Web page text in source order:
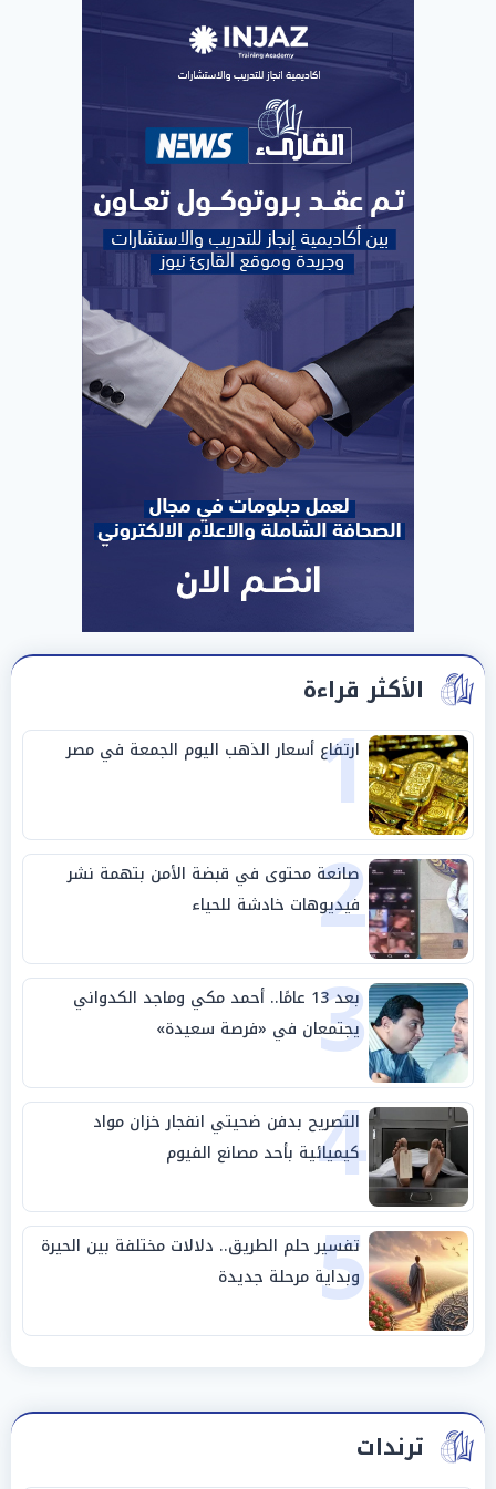
الأكثر قراءة
1
ارتفاع أسعار الذهب اليوم الجمعة في مصر
2
صانعة محتوى في قبضة الأمن بتهمة نشر
فيديوهات خادشة للحياء
3 بعد 13 عامًا.. أحمد مكي وماجد الكدواني
يجتمعان في «فرصة سعيدة»
4
التصريح بدفن ضحيتي انفجار خزان مواد
كيميائية بأحد مصانع الفيوم
5
تفسير حلم الطريق.. دلالات مختلفة بين الحيرة
وبداية مرحلة جديدة
ترندات